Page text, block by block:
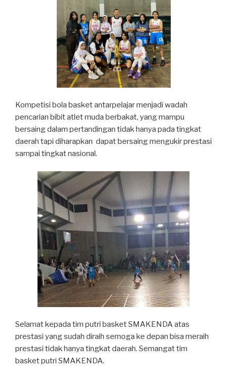
Kompetisi bola basket antarpelajar menjadi wadah
pencarian bibit atlet muda berbakat, yang mampu
bersaing dalam pertandingan tidak hanya pada tingkat
daerah tapi diharapkan dapat bersaing mengukir prestasi
sampai tingkat nasional.
Selamat kepada tim putri basket SMAKENDA atas
prestasi yang sudah diraih semoga ke depan bisa meraih
prestasi tidak hanya tingkat daerah. Semangat tim
basket putri SMAKENDA.